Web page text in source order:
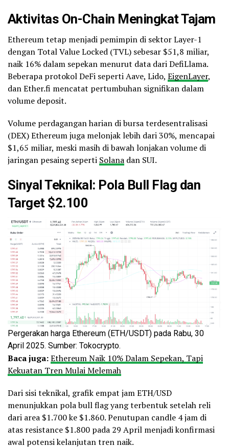
Aktivitas On-Chain Meningkat Tajam
Ethereum tetap menjadi pemimpin di sektor Layer-1
dengan Total Value Locked (TVL) sebesar $51,8 miliar,
naik 16% dalam sepekan menurut data dari DefiLlama.
Beberapa protokol DeFi seperti Aave, Lido, EigenLayer,
dan Ether.fi mencatat pertumbuhan signifikan dalam
volume deposit.
Volume perdagangan harian di bursa terdesentralisasi
(DEX) Ethereum juga melonjak lebih dari 30%, mencapai
$1,65 miliar, meski masih di bawah lonjakan volume di
jaringan pesaing seperti Solana dan SUI.
Sinyal Teknikal: Pola Bull Flag dan
Target $2.100
Pergerakan harga Ethereum (ETH/USDT) pada Rabu, 30
April 2025. Sumber: Tokocrypto.
Baca juga:Ethereum Naik 10% Dalam Sepekan, Tapi
Kekuatan Tren Mulai Melemah
Dari sisi teknikal, grafik empat jam ETH/USD
menunjukkan pola bull flag yang terbentuk setelah reli
dari area $1.700 ke $1.860. Penutupan candle 4 jam di
atas resistance $1.800 pada 29 April menjadi konfirmasi
awal potensi kelanjutan tren naik.